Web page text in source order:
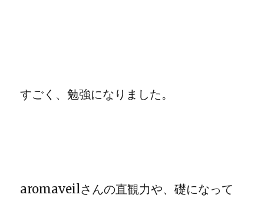
すごく、勉強になりました。
aromaveilさんの直観力や、礎になって